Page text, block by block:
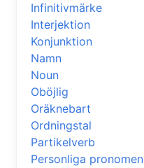
Infinitivmärke
Interjektion
Konjunktion
Namn
Noun
Oböjlig
Oräknebart
Ordningstal
Partikelverb
Personliga pronomen